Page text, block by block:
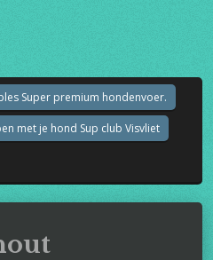
Super premium hondenvoer.
met je hond Sup club Visvliet